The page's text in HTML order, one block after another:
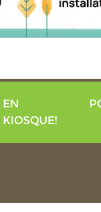
EN
KIOSQUE!